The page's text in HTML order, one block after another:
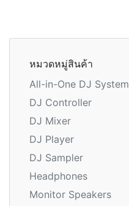
หมวดหมู่สินค้า
All-in-One DJ System
DJ Controller
DJ Mixer
DJ Player
DJ Sampler
Headphones
Monitor Speakers